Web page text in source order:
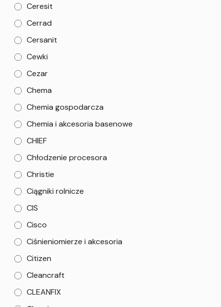
Ceresit
Cerrad
Cersanit
Cewki
Cezar
Chema
Chemia gospodarcza
Chemia i akcesoria basenowe
CHIEF
Chłodzenie procesora
Christie
Ciągniki rolnicze
CIS
Cisco
Ciśnieniomierze i akcesoria
Citizen
Cleancraft
CLEANFIX